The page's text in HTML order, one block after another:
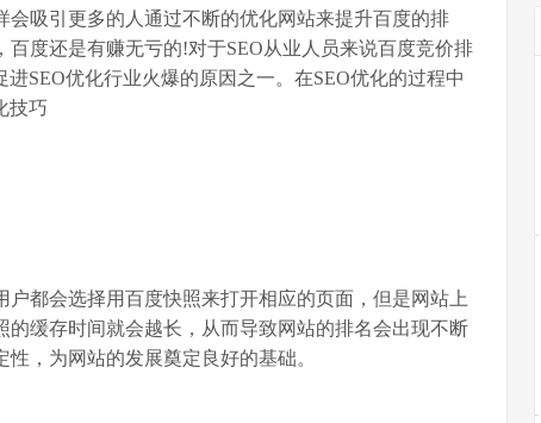
吸引更多的人通过不断的优化网站来提升百度的排
度还是有赚无亏的!对于SEO从业人员来说百度竞价排
SEO优化行业火爆的原因之一。在SEO优化的过程中
技巧
都会选择用百度快照来打开相应的页面，但是网站上
缓存时间就会越长，从而导致网站的排名会出现不断
，为网站的发展奠定良好的基础。